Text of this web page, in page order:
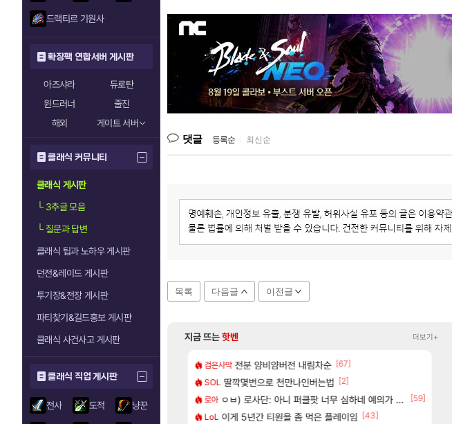
드랙티르 기원사
확장팩 연합서버 게시판
아즈샤라
듀로탄
윈드러너
줄진
해외
게이트 서버
클래식 커뮤니티
클래식 게시판
└3추글 모음
└질문과 답변
클래식 팁과 노하우 게시판
던전&레이드 게시판
투기장&전장 게시판
파티찾기&길드홍보 게시판
클래식 사건사고 게시판
클래식 직업 게시판
전사 도적 냥꾼
댓글 등록순 최신순
목록 다음글 이전글
지금 뜨는핫벤 더보기+
뚫었다 [9]
억컷ㅋㅋㅋ
이트메어 클리어 TOP10 알려드립니다.
검은사막 전분 얌비얌버전 내림차순 [67]
SOL 딸깍몇번으로 천만나인버는법 [2]
로아 ㅇㅂ) 로사단: 아니 퍼클팟 너무 심하네 예의가 없어(?)
[59]
LoL 이게 5년간 티원을 좀 먹은 플레이임 [43]
신작 서브컬쳐 게임 [펄 인 블루] 티저 사이트 오픈
만화 | 야간 보초는 너무 힘들어
길찾기/지도 공략 (1 ~ 12장)
PV 비스트 오브 리인카네이션 오픈 트레일러
아스오라 「에린」 컨셉 포스터 공개
여행 7년만에 가족여행을 다녀왔습니다. [1]
비스트 쿠를 먼저 보내서 기습하는 법